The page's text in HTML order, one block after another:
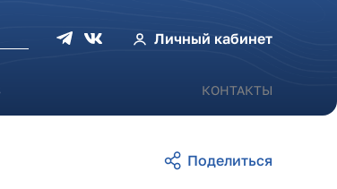
Личный кабинет
КОНТАКТЫ